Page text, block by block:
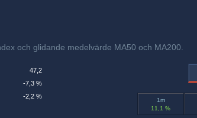
och glidande medelvärde MA50 och MA200.
-7,3 %
47,2
-2,2 %
1m
11,1 %